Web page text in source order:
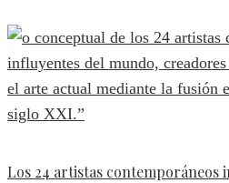
Los 24 artistas contemporáneos